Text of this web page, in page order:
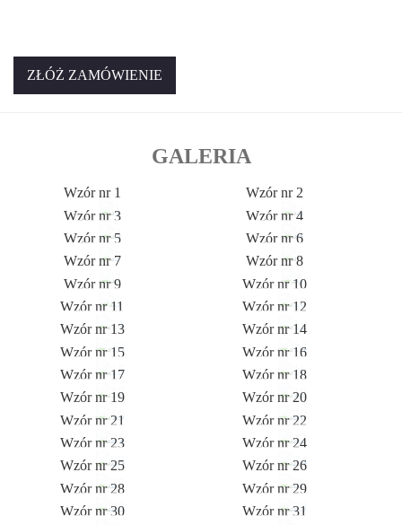
ZŁÓŻ ZAMÓWIENIE
GALERIA
Wzór nr 1
Wzór nr 2
Wzór nr 3
Wzór nr 4
Wzór nr 5
Wzór nr 6
Wzór nr 7
Wzór nr 8
Wzór nr 9
Wzór nr 10
Wzór nr 11
Wzór nr 12
Wzór nr 13
Wzór nr 14
Wzór nr 15
Wzór nr 16
Wzór nr 17
Wzór nr 18
Wzór nr 19
Wzór nr 20
Wzór nr 21
Wzór nr 22
Wzór nr 23
Wzór nr 24
Wzór nr 25
Wzór nr 26
Wzór nr 28
Wzór nr 29
Wzór nr 30
Wzór nr 31